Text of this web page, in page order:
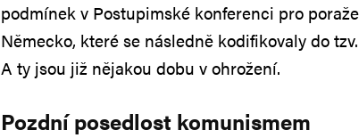
podmínek v Postupimské konferenci pro
Německo, které se následně kodifikovaly do
A ty jsou již nějakou dobu v ohrožení.
Pozdní posedlost komunismem